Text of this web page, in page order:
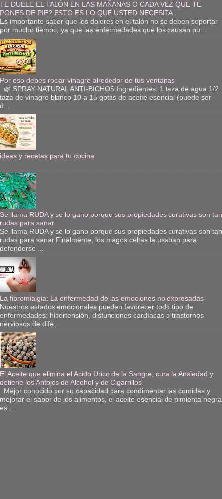
TE DUELE EL TALÓN EN LAS MAÑANAS O CADA VEZ QUE TE
PONES DE PIE? ESTO ES LO QUE USTED NECESITA .
Es importante saber que los dolores en el talón no se deben soportar
por mucho tiempo, ya que las enfermedades que los causan pu...
Por eso debes rociar vinagre alrededor de tus ventanas
🌿 SPRAY NATURAL ANTI-BICHOS Ingredientes: 1 taza de agua 1/2
taza de vinagre blanco 10 a 15 gotas de aceite esencial (puede ser
d...
ideas y recetas para tu cocina
Se llama RUDA y se lo gano porque sus propiedades curativas son tan
rudas para sanar
Se llama RUDA y se lo gano porque sus propiedades curativas son tan
rudas para sanar Finalmente, los magos celtas la usaban para
defenderse ...
La fibromialgia: La enfermedad de las emociones no expresadas
Nuestros estados emocionales pueden favorecer todo tipo de
enfermedades: hipertensión, disfunciones cardíacas o trastornos
nerviosos de dife...
El Aceite que elimina el Acido Urico de la Sangre, cura la Ansiedad y
detiene los Antojos de Alcohol y de Cigarrillos
Mejor conocido por su capacidad para condimentar las comidas y
mejorar el sabor de los alimentos, el aceite esencial de pimienta negra
es ...